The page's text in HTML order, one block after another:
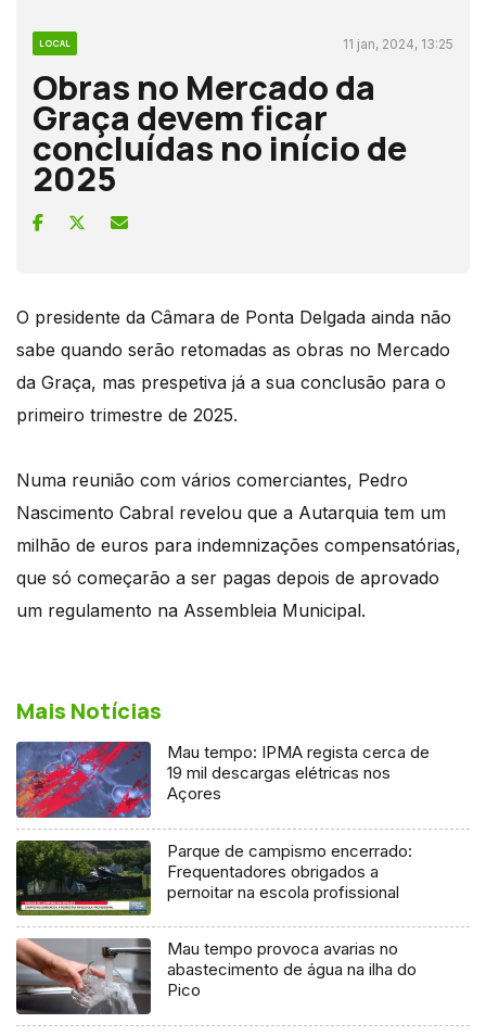
LOCAL 11 jan, 2024, 13:25
Obras no Mercado da
Graça devem ficar
concluídas no início de
2025
O presidente da Câmara de Ponta Delgada ainda não
sabe quando serão retomadas as obras no Mercado
da Graça, mas prespetiva já a sua conclusão para o
primeiro trimestre de 2025.
Numa reunião com vários comerciantes, Pedro
Nascimento Cabral revelou que a Autarquia tem um
milhão de euros para indemnizações compensatórias,
que só começarão a ser pagas depois de aprovado
um regulamento na Assembleia Municipal.
Mais Notícias
Mau tempo: IPMA regista cerca de
19 mil descargas elétricas nos
Açores
Parque de campismo encerrado:
Frequentadores obrigados a
pernoitar na escola profissional
Mau tempo provoca avarias no
abastecimento de água na ilha do
Pico